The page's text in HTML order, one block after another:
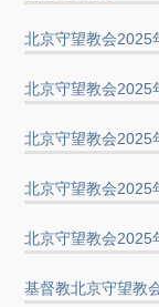
北京守望教会2025
北京守望教会2025
北京守望教会2025
北京守望教会2025
北京守望教会2025
基督教北京守望教